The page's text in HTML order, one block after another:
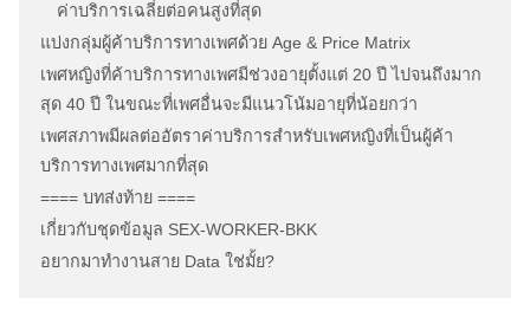
ค่าบริการเฉลี่ยต่อคนสูงที่สุด
แบ่งกลุ่มผู้ค้าบริการทางเพศด้วย Age & Price Matrix
เพศหญิงที่ค้าบริการทางเพศมีช่วงอายุตั้งแต่ 20 ปี ไปจนถึงมาก
สุด 40 ปี ในขณะที่เพศอื่นจะมีแนวโน้มอายุที่น้อยกว่า
เพศสภาพมีผลต่ออัตราค่าบริการสำหรับเพศหญิงที่เป็นผู้ค้า
บริการทางเพศมากที่สุด
==== บทส่งท้าย ====
เกี่ยวกับชุดข้อมูล SEX-WORKER-BKK
อยากมาทำงานสาย Data ใช่มั้ย?